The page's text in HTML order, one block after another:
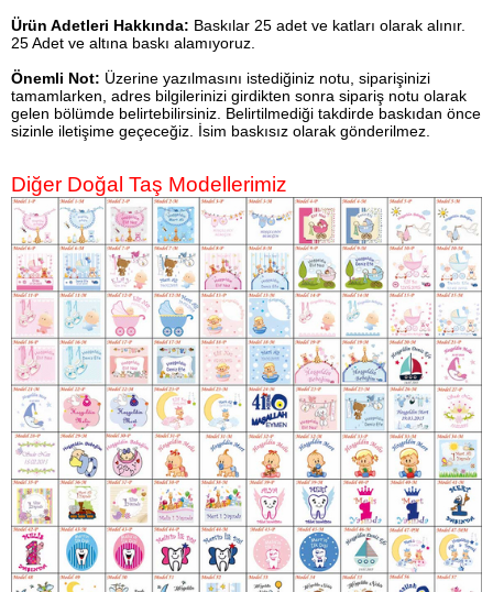
Ürün Adetleri Hakkında: Baskılar 25 adet ve katları olarak alınır.
25 Adet ve altına baskı alamıyoruz.
Önemli Not: Üzerine yazılmasını istediğiniz notu, siparişinizi
tamamlarken, adres bilgilerinizi girdikten sonra sipariş notu olarak
gelen bölümde belirtebilirsiniz. Belirtilmediği takdirde baskıdan önce
sizinle iletişime geçeceğiz. İsim baskısız olarak gönderilmez.
Diğer Doğal Taş Modellerimiz